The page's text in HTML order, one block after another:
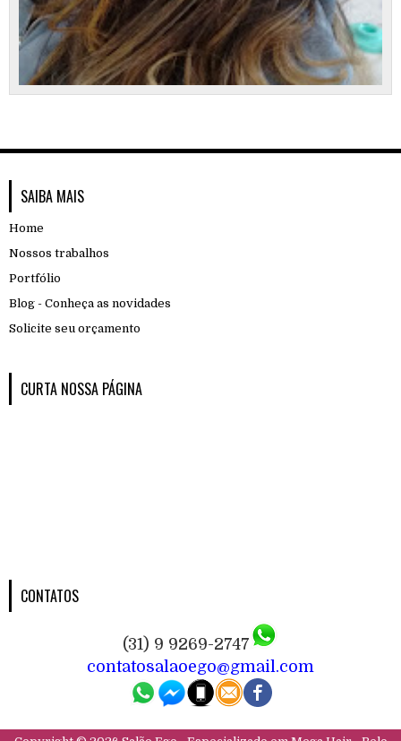
SAIBA MAIS
Home
Nossos trabalhos
Portfólio
Blog - Conheça as novidades
Solicite seu orçamento
CURTA NOSSA PÁGINA
CONTATOS
(31) 9 9269-2747
contatosalaoego@gmail.com